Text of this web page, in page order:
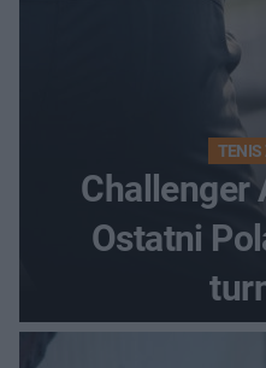
TENIS
Challenger
Ostatni